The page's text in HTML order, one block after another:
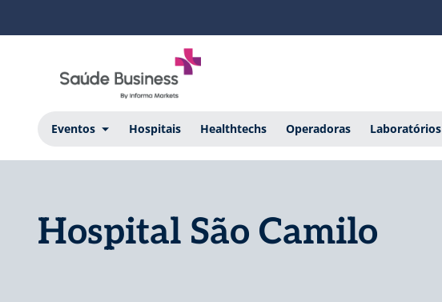
Eventos Hospitais Healthtechs Operadoras Laboratórios
Hospital São Camilo